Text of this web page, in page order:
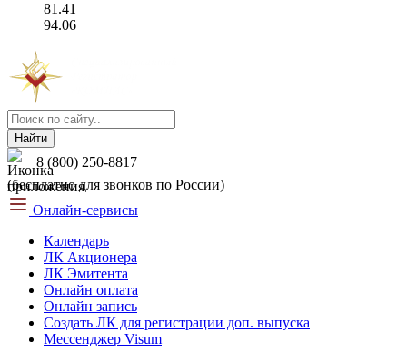
81.41
94.06
Найти
8 (800) 250-8817
(бесплатно для звонков по России)
Онлайн-сервисы
Календарь
ЛК Акционера
ЛК Эмитента
Онлайн оплата
Онлайн запись
Создать ЛК для регистрации доп. выпуска
Мессенджер Visum